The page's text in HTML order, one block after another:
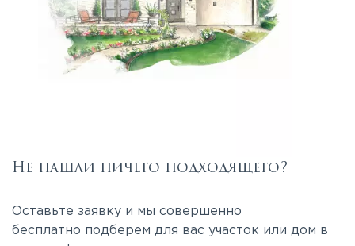
Не нашли ничего подходящего?
Оставьте заявку и мы совершенно
бесплатно подберем для вас участок или дом в